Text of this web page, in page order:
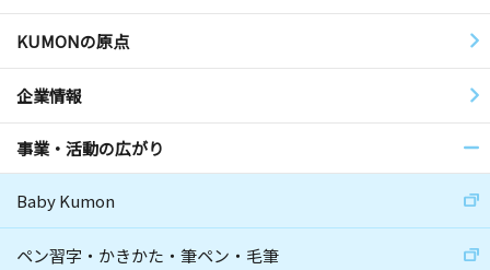
KUMONの原点
企業情報
事業・活動の広がり
Baby Kumon
ペン習字・かきかた・筆ペン・毛筆